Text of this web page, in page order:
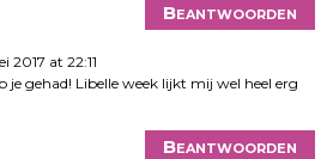
Beantwoorden
2017 at 22:11
je gehad! Libelle week lijkt mij wel heel erg
Beantwoorden